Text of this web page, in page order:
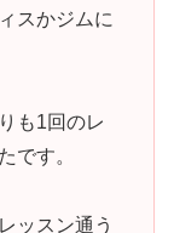
スかジムに
も1回のレ
です。
ッスン通う